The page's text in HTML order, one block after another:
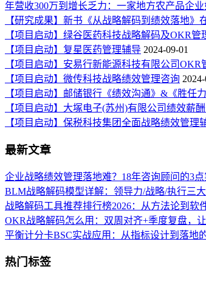
年营收300万到增长乏力：一家地方农产品企业
【研究成果】新书《从战略解码到绩效落地
【项目启动】绿谷医药科技战略解码及OKR管
【项目启动】复星医药管理辅导 2024-09-01
【项目启动】安易行新能源科技有限公司OKR
【项目启动】微传科技战略绩效管理咨询
【项目启动】邮储银行《绩效沟通》&《胜任
【项目启动】大塚电子(苏州)有限公司绩效薪
【项目启动】保税科技集团全面战略绩效管理
最新文章
企业战略绩效管理落地难？18年咨询顾问的3
BLM战略解码模型详解：领导力/战略/执行三
战略解码工具推荐排行榜2026：从方法论到软
OKR战略解码怎么用：双周对齐+季度复盘，
平衡计分卡BSC实战应用：从指标设计到落地
热门标签